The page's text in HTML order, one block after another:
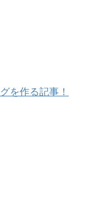
を作る記事！